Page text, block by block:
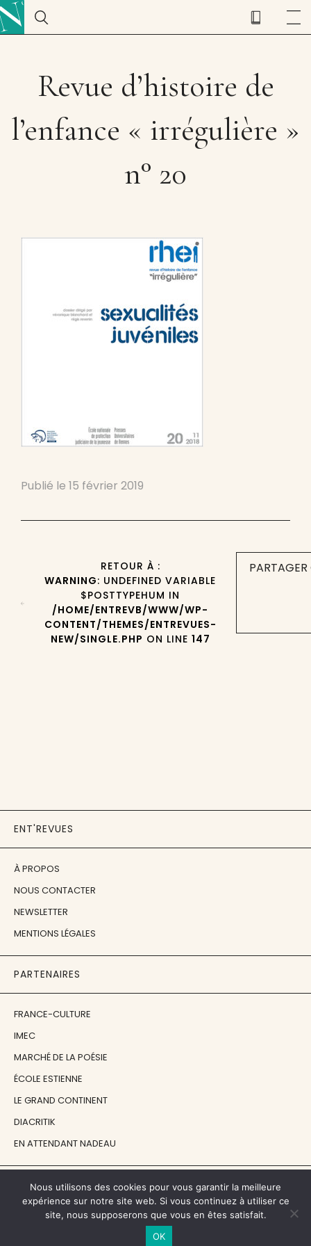
Revue d’histoire de
l’enfance « irrégulière »
n° 20
Publié le 15 février 2019
RETOUR À :
WARNING: UNDEFINED VARIABLE
$POSTTYPEHUM IN
/HOME/ENTREVB/WWW/WP-
CONTENT/THEMES/ENTREVUES-
NEW/SINGLE.PHP ON LINE 147
ENT'REVUES
À PROPOS
NOUS CONTACTER
NEWSLETTER
MENTIONS LÉGALES
PARTENAIRES
FRANCE-CULTURE
IMEC
MARCHÉ DE LA POÉSIE
ÉCOLE ESTIENNE
LE GRAND CONTINENT
DIACRITIK
EN ATTENDANT NADEAU
NOS SOUTIENS
CENTRE NATIONAL DU LIVRE
Nous utilisons des cookies pour vous garantir la meilleure
expérience sur notre site web. Si vous continuez à utiliser ce
site, nous supposerons que vous en êtes satisfait.
OK